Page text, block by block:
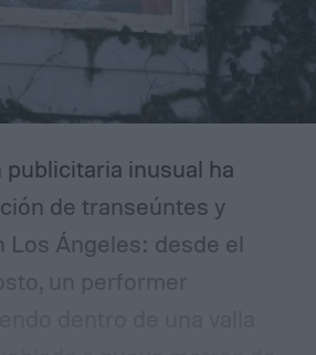
publicitaria inusual ha
de transeúntes y
Los Ángeles: desde el
un performer